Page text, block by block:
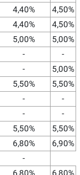
4,40%
4,50%
4,40%
4,50%
5,00%
5,00%
-
-
-
5,00%
5,50%
5,50%
-
-
-
-
5,50%
5,50%
6,80%
6,90%
-
6,80%
6,80%